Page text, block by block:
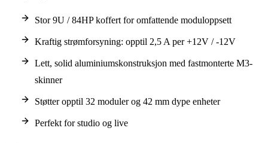
Stor 9U / 84HP koffert for omfattende moduloppsett
Kraftig strømforsyning: opptil 2,5 A per +12V / -12V
Lett, solid aluminiumskonstruksjon med fastmonterte M3-
skinner
Støtter opptil 32 moduler og 42 mm dype enheter
Perfekt for studio og live